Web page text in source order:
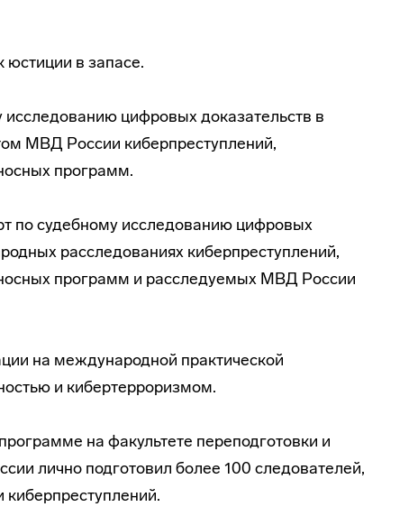
юстиции в запасе.
цифровых доказательств в
МВД России киберпреступлений,
программ.
по судебному исследованию цифровых
расследованиях киберпреступлений,
программ и расследуемых МВД России
на международной практической
и кибертерроризмом.
на факультете переподготовки и
лично подготовил более 100 следователей,